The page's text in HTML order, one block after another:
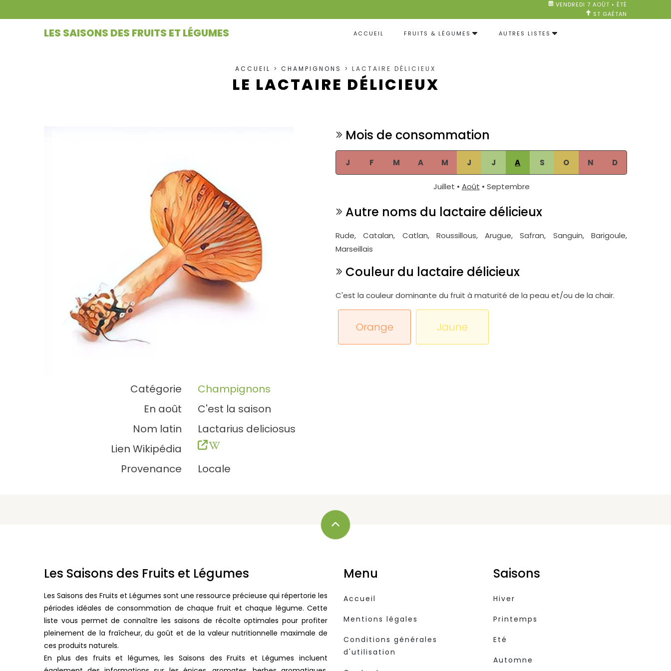
VENDREDI 7 AOÛT • ÉTÉ
ST GAÉTAN
LES SAISONS DES FRUITS ET LÉGUMES ACCUEIL FRUITS & LÉGUMES AUTRES LISTES
ACCUEIL > CHAMPIGNONS > LACTAIRE DÉLICIEUX
LE LACTAIRE DÉLICIEUX
Catégorie
Champignons
En août
C'est la saison
Nom latin
Lactarius deliciosus
Lien Wikipédia
Provenance
Locale
Mois de consommation
J F M A M J J A S O N D
Juillet • Août • Septembre
Autre noms du lactaire délicieux
Rude, Catalan, Catlan, Roussillous, Arugue, Safran, Sanguin, Barigoule,
Marseillais
Couleur du lactaire délicieux
C'est la couleur dominante du fruit à maturité de la peau et/ou de la chair.
Orange Jaune
Les Saisons des Fruits et Légumes
Les Saisons des Fruits et Légumes sont une ressource précieuse qui répertorie les
périodes idéales de consommation de chaque fruit et chaque légume. Cette
liste vous permet de connaître les saisons de récolte optimales pour profiter
pleinement de la fraîcheur, du goût et de la valeur nutritionnelle maximale de
ces produits naturels.
En plus des fruits et légumes, les Saisons des Fruits et Légumes incluent
Menu
Accueil
Mentions légales
Conditions générales
d'utilisation
Saisons
Hiver
Printemps
Eté
Automne